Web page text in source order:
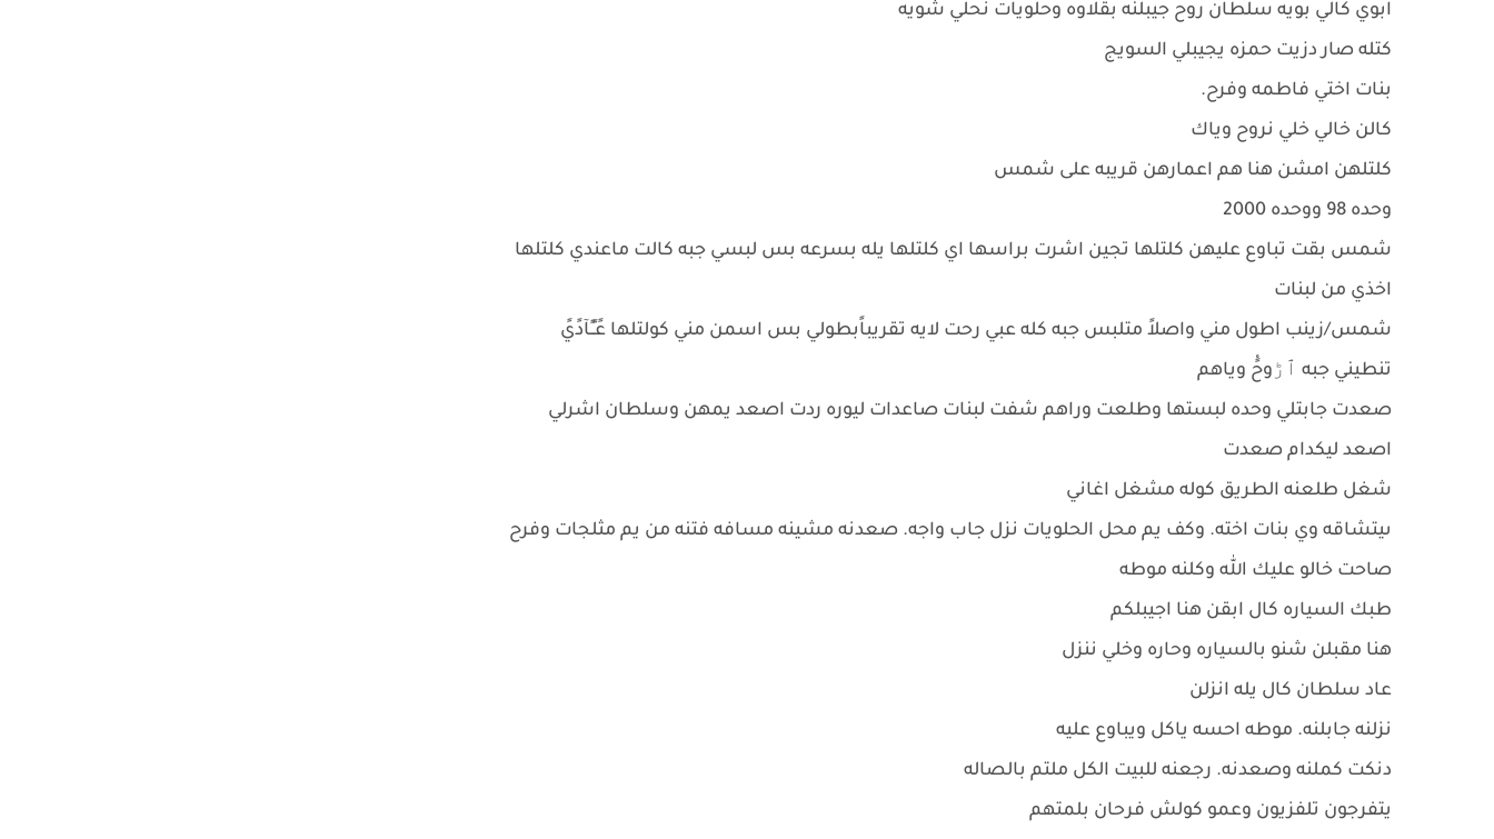
ابوي كالي بويه سلطان روح جيبلنه بقلاوه وحلويات نحلي شويه
كتله صار دزيت حمزه يجيبلي السويج
بنات اختي فاطمه وفرح.
كالن خالي خلي نروح وياك
كلتلهن امشن هنا هم اعمارهن قريبه على شمس
وحده 98 ووحده 2000
شمس بقت تباوع عليهن كلتلها تجين اشرت براسها اي كلتلها يله بسرعه بس لبسي جبه كالت ماعندي كلتلها
اخذي من لبنات
شمس/زينب اطول مني واصلاً متلبس جبه كله عبي رحت لايه تقريباًبطولي بس اسمن مني كولتلها عًـًـًآدًيً
تنطيني جبه ٱڑوحًْ وياهم
صعدت جابتلي وحده لبستها وطلعت وراهم شفت لبنات صاعدات ليوره ردت اصعد يمهن وسلطان اشرلي
اصعد ليكدام صعدت
شغل طلعنه الطريق كوله مشغل اغاني
ىيتشاقه وي بنات اخته. وكف يم محل الحلويات نزل جاب واجه. صعدنه مشينه مسافه فتنه من يم مثلجات وفرح
صاحت خالو عليك الله وكلنه موطه
طبك السياره كال ابقن هنا اجيبلكم
هنا مقبلن شنو بالسياره وحاره وخلي ننزل
عاد سلطان كال يله انزلن
نزلنه جابلنه. موطه احسه ياكل ويباوع عليه
دنكت كملنه وصعدنه. رجعنه للبيت الكل ملتم بالصاله
يتفرجون تلفزيون وعمو كولش فرحان بلمتهم